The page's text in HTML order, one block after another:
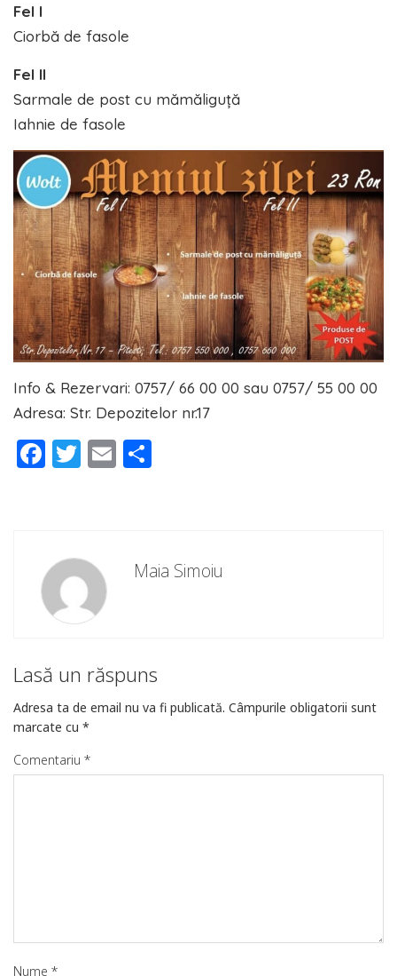
Fel I
Ciorbă de fasole
Fel II
Sarmale de post cu mămăliguță
Iahnie de fasole
Info & Rezervari: 0757/ 66 00 00 sau 0757/ 55 00 00
Adresa: Str. Depozitelor nr.17
Facebook
Twitter
Email
Maia Simoiu
Lasă un răspuns
Adresa ta de email nu va fi publicată. Câmpurile obligatorii sunt
marcate cu *
Comentariu *
Nume *